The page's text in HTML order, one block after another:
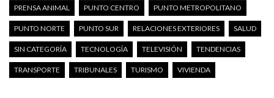
PRENSA ANIMAL PUNTO CENTRO PUNTO METROPOLITANO
PUNTO NORTE PUNTO SUR RELACIONES EXTERIORES SALUD
SIN CATEGORÍA TECNOLOGÍA TELEVISIÓN TENDENCIAS
TRANSPORTE TRIBUNALES TURISMO VIVIENDA